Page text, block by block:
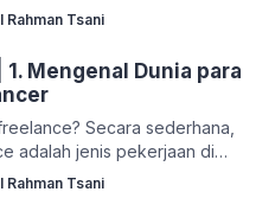
ini. Kepercayaan kalian
yang sangat saya hargai,
benar-benar berharap web-
bisa memberi banyak manfaat
pembaca. Sebelum kita
pembahasan inti, saya ingin
sedikit disclaimer.
saya cukup pede untuk
Rahman Tsani
1. Mengenal Dunia para
Secara sederhana,
adalah jenis pekerjaan di
bekerja berdasarkan proyek,
karyawan tetap. Kita
Rahman Tsani